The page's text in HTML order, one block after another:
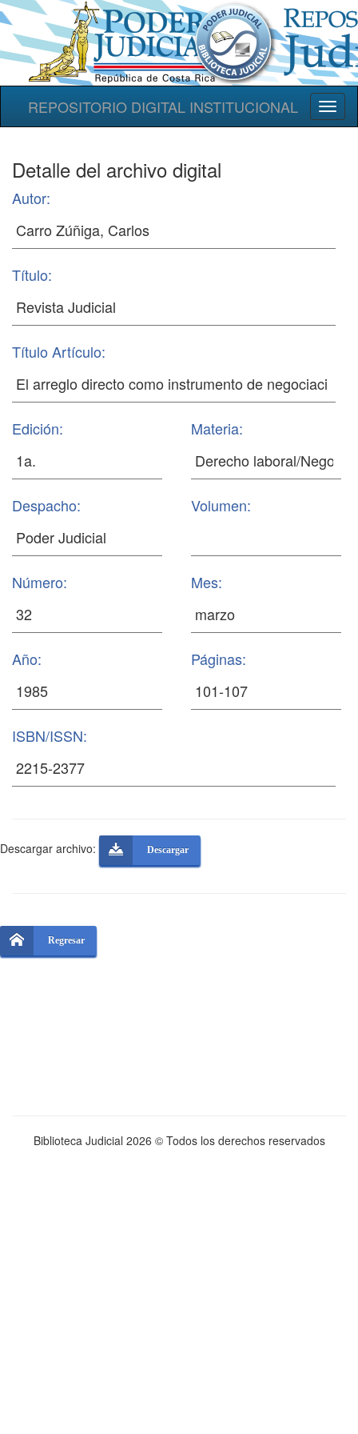
REPOSITORIO DIGITAL INSTITUCIONAL
Detalle del archivo digital
Autor:
Título:
Título Artículo:
Edición: Materia:
Despacho: Volumen:
Número: Mes:
Año: Páginas:
ISBN/ISSN:
Descargar archivo: Descargar
Regresar
Biblioteca Judicial 2026 © Todos los derechos reservados